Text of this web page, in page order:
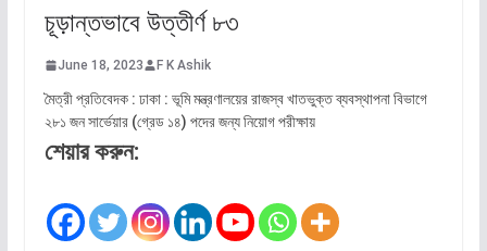
চূড়ান্তভাবে উত্তীর্ণ ৮৩
June 18, 2023 F K Ashik
মৈত্রী প্রতিবেদক : ঢাকা : ভূমি মন্ত্রণালয়ের রাজস্ব খাতভুক্ত ব্যবস্থাপনা বিভাগে
২৮১ জন সার্ভেয়ার (গ্রেড ১৪) পদের জন্য নিয়োগ পরীক্ষায়
শেয়ার করুন: